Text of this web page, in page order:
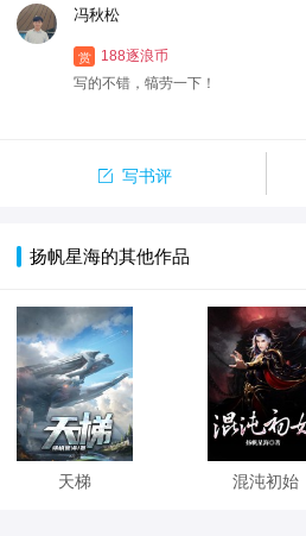
冯秋松
赏
188逐浪币
写的不错，犒劳一下！
 写书评
扬帆星海的其他作品
天梯 混沌初始